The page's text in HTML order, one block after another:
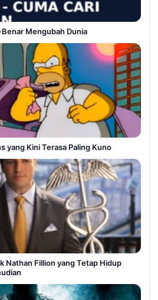
Mengubah Dunia
yang Kini Terasa Paling Kuno
Nathan Fillion yang Tetap Hidup